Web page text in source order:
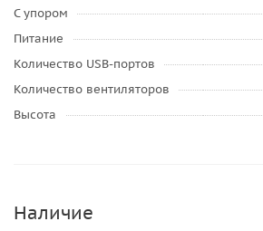
С упором
Питание
Количество USB-портов
Количество вентиляторов
Высота
Наличие